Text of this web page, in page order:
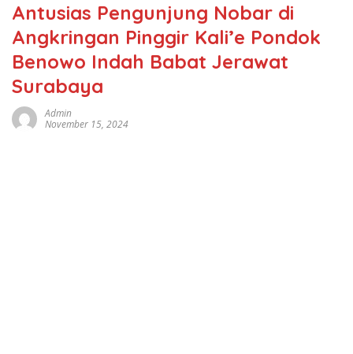
Antusias Pengunjung Nobar di
Angkringan Pinggir Kali’e Pondok
Benowo Indah Babat Jerawat
Surabaya
Admin
November 15, 2024